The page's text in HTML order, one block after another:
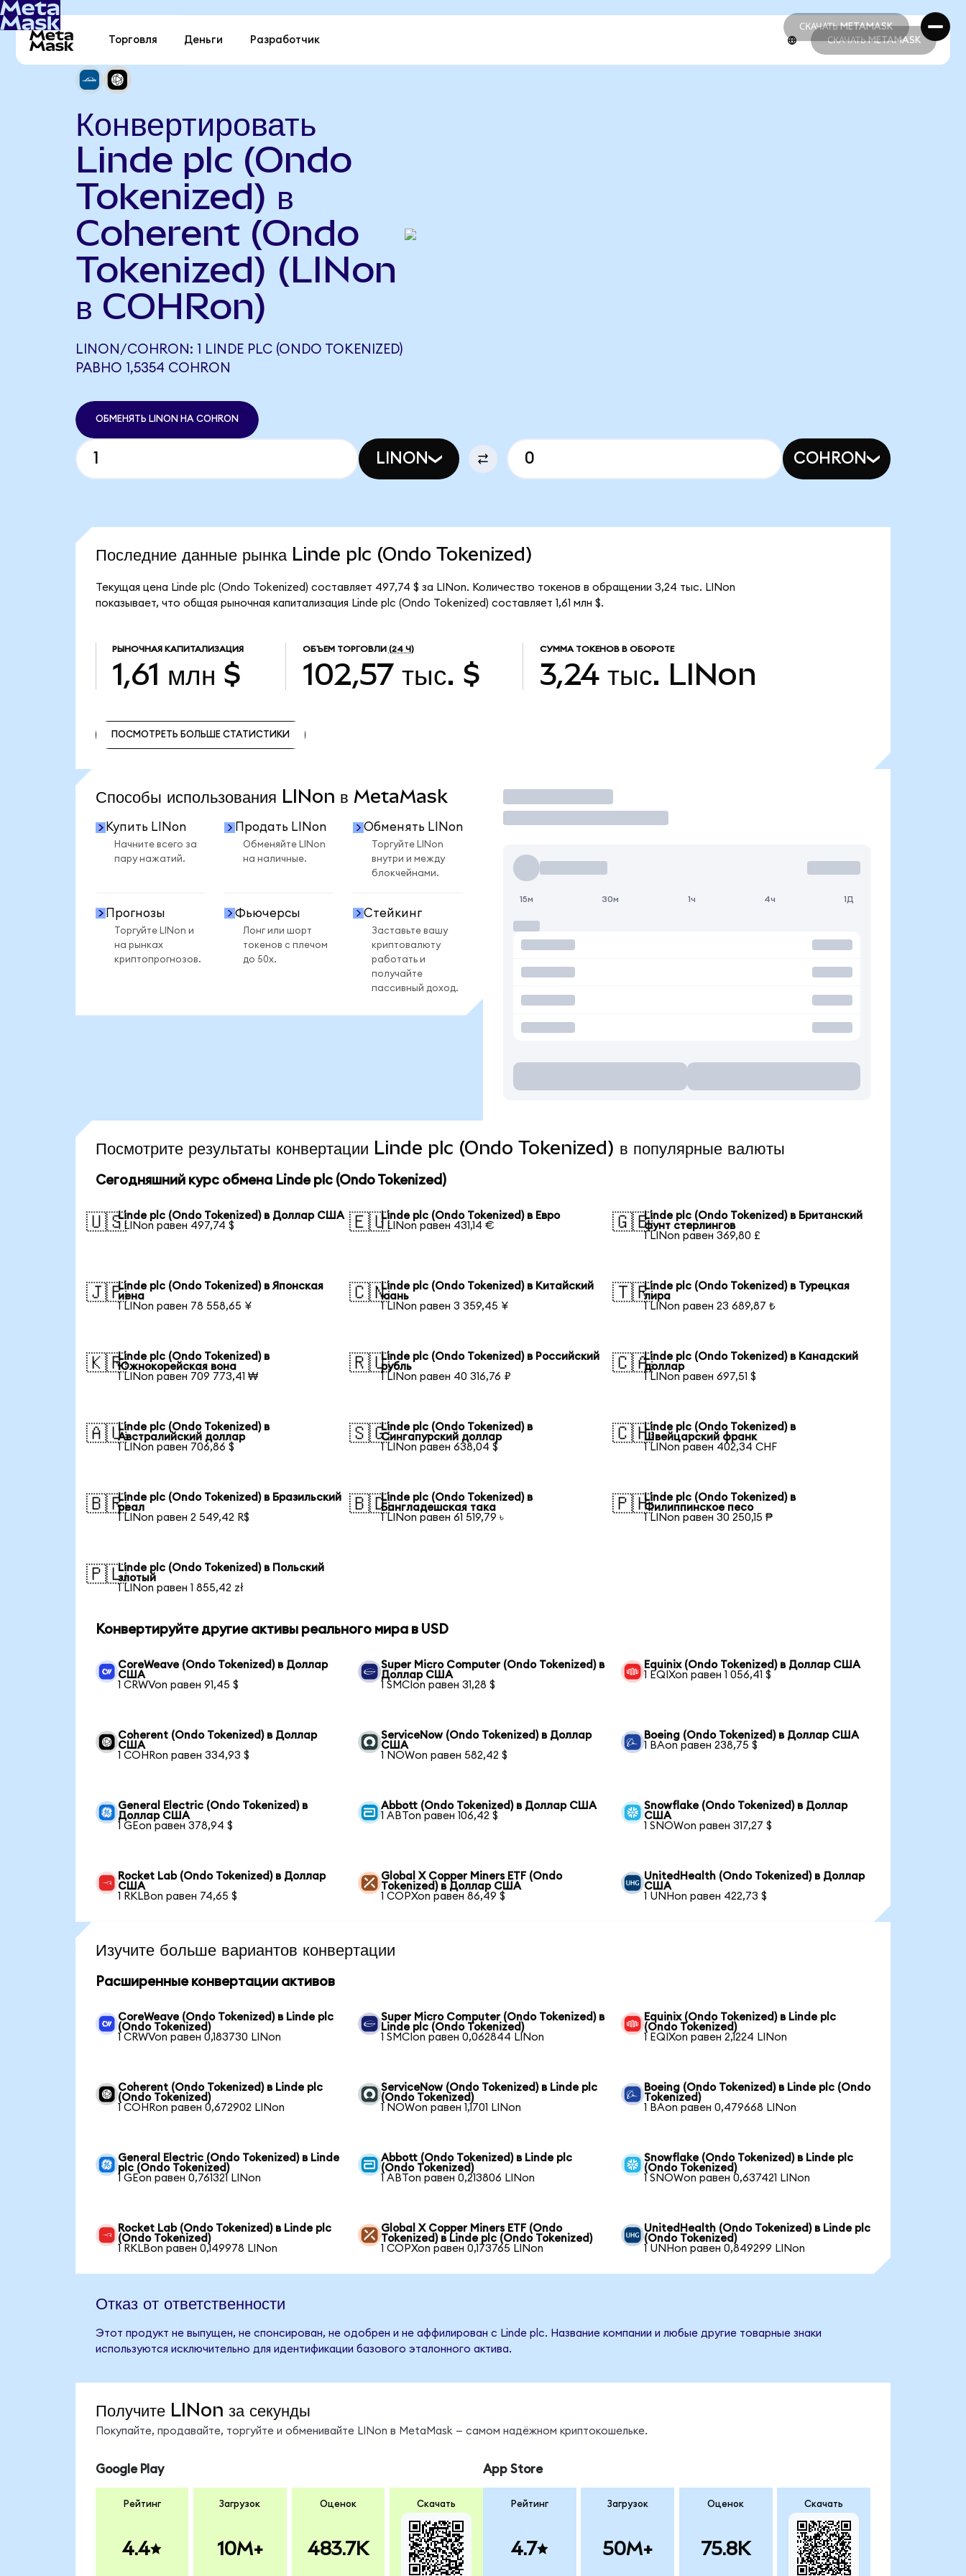
СКАЧАТЬ METAMASK
СКАЧАТЬ METAMASK
Торговля Деньги Разработчик СКАЧАТЬ METAMASK
Конвертировать
Linde plc (Ondo
Tokenized) в
Coherent (Ondo
Tokenized) (LINon
в COHRon)
LINON/COHRON: 1 LINDE PLC (ONDO TOKENIZED)
РАВНО 1,5354 COHRON
ОБМЕНЯТЬ LINON НА COHRON
LINON COHRON
Последние данные рынка Linde plc (Ondo Tokenized)
Текущая цена Linde plc (Ondo Tokenized) составляет 497,74 $ за LINon. Количество токенов в обращении 3,24 тыс. LINon
показывает, что общая рыночная капитализация Linde plc (Ondo Tokenized) составляет 1,61 млн $.
РЫНОЧНАЯ КАПИТАЛИЗАЦИЯ
1,61 млн $
ОБЪЕМ ТОРГОВЛИ (24 Ч)
102,57 тыс. $
СУММА ТОКЕНОВ В ОБОРОТЕ
3,24 тыс. LINon
ПОСМОТРЕТЬ БОЛЬШЕ СТАТИСТИКИ
Способы использования LINon в MetaMask
Купить LINon
Начните всего за
пару нажатий.
Продать LINon
Обменяйте LINon
на наличные.
Обменять LINon
Торгуйте LINon
внутри и между
блокчейнами.
Прогнозы
Торгуйте LINon и
на рынках
криптопрогнозов.
Фьючерсы
Лонг или шорт
токенов с плечом
до 50x.
Стейкинг
Заставьте вашу
криптовалюту
работать и
получайте
пассивный доход.
Торговать
15м 30м 1ч 4ч 1Д
Посмотрите результаты конвертации Linde plc (Ondo Tokenized) в популярные валюты
Сегодняшний курс обмена Linde plc (Ondo Tokenized)
🇺🇸Linde plc (Ondo Tokenized) в Доллар США
1 LINon равен 497,74 $
🇪🇺Linde plc (Ondo Tokenized) в Евро
1 LINon равен 431,14 €
🇬🇧Linde plc (Ondo Tokenized) в Британский
фунт стерлингов
1 LINon равен 369,80 £
🇯🇵Linde plc (Ondo Tokenized) в Японская
иена
1 LINon равен 78 558,65 ¥
🇨🇳Linde plc (Ondo Tokenized) в Китайский
юань
1 LINon равен 3 359,45 ¥
🇹🇷Linde plc (Ondo Tokenized) в Турецкая
лира
1 LINon равен 23 689,87 ₺
🇰🇷Linde plc (Ondo Tokenized) в
Южнокорейская вона
1 LINon равен 709 773,41 ₩
🇷🇺Linde plc (Ondo Tokenized) в Российский
рубль
1 LINon равен 40 316,76 ₽
🇨🇦Linde plc (Ondo Tokenized) в Канадский
доллар
1 LINon равен 697,51 $
🇦🇺Linde plc (Ondo Tokenized) в
Австралийский доллар
1 LINon равен 706,86 $
🇸🇬Linde plc (Ondo Tokenized) в
Сингапурский доллар
1 LINon равен 638,04 $
🇨🇭Linde plc (Ondo Tokenized) в
Швейцарский франк
1 LINon равен 402,34 CHF
🇧🇷Linde plc (Ondo Tokenized) в Бразильский
реал
1 LINon равен 2 549,42 R$
🇧🇩Linde plc (Ondo Tokenized) в
Бангладешская така
1 LINon равен 61 519,79 ৳
🇵🇭Linde plc (Ondo Tokenized) в
Филиппинское песо
1 LINon равен 30 250,15 ₱
🇵🇱Linde plc (Ondo Tokenized) в Польский
злотый
1 LINon равен 1 855,42 zł
Конвертируйте другие активы реального мира в USD
CoreWeave (Ondo Tokenized) в Доллар
США
1 CRWVon равен 91,45 $
Super Micro Computer (Ondo Tokenized) в
Доллар США
1 SMCIon равен 31,28 $
Equinix (Ondo Tokenized) в Доллар США
1 EQIXon равен 1 056,41 $
Coherent (Ondo Tokenized) в Доллар
США
1 COHRon равен 334,93 $
ServiceNow (Ondo Tokenized) в Доллар
США
1 NOWon равен 582,42 $
Boeing (Ondo Tokenized) в Доллар США
1 BAon равен 238,75 $
General Electric (Ondo Tokenized) в
Доллар США
1 GEon равен 378,94 $
Abbott (Ondo Tokenized) в Доллар США
1 ABTon равен 106,42 $
Snowflake (Ondo Tokenized) в Доллар
США
1 SNOWon равен 317,27 $
Rocket Lab (Ondo Tokenized) в Доллар
США
1 RKLBon равен 74,65 $
Global X Copper Miners ETF (Ondo
Tokenized) в Доллар США
1 COPXon равен 86,49 $
UnitedHealth (Ondo Tokenized) в Доллар
США
1 UNHon равен 422,73 $
Изучите больше вариантов конвертации
Расширенные конвертации активов
CoreWeave (Ondo Tokenized) в Linde plc
(Ondo Tokenized)
1 CRWVon равен 0,183730 LINon
Super Micro Computer (Ondo Tokenized) в
Linde plc (Ondo Tokenized)
1 SMCIon равен 0,062844 LINon
Equinix (Ondo Tokenized) в Linde plc
(Ondo Tokenized)
1 EQIXon равен 2,1224 LINon
Coherent (Ondo Tokenized) в Linde plc
(Ondo Tokenized)
1 COHRon равен 0,672902 LINon
ServiceNow (Ondo Tokenized) в Linde plc
(Ondo Tokenized)
1 NOWon равен 1,1701 LINon
Boeing (Ondo Tokenized) в Linde plc (Ondo
Tokenized)
1 BAon равен 0,479668 LINon
General Electric (Ondo Tokenized) в Linde
plc (Ondo Tokenized)
1 GEon равен 0,761321 LINon
Abbott (Ondo Tokenized) в Linde plc
(Ondo Tokenized)
1 ABTon равен 0,213806 LINon
Snowflake (Ondo Tokenized) в Linde plc
(Ondo Tokenized)
1 SNOWon равен 0,637421 LINon
Rocket Lab (Ondo Tokenized) в Linde plc
(Ondo Tokenized)
1 RKLBon равен 0,149978 LINon
Global X Copper Miners ETF (Ondo
Tokenized) в Linde plc (Ondo Tokenized)
1 COPXon равен 0,173765 LINon
UnitedHealth (Ondo Tokenized) в Linde plc
(Ondo Tokenized)
1 UNHon равен 0,849299 LINon
Отказ от ответственности
Этот продукт не выпущен, не спонсирован, не одобрен и не аффилирован с Linde plc. Название компании и любые другие товарные знаки
используются исключительно для идентификации базового эталонного актива.
Получите LINon за секунды
Покупайте, продавайте, торгуйте и обменивайте LINon в MetaMask — самом надёжном криптокошельке.
Google Play
Рейтинг
4.4
Загрузок
10M+
Оценок
483.7K
Скачать
App Store
Рейтинг
4.7
Загрузок
50M+
Оценок
75.8K
Скачать